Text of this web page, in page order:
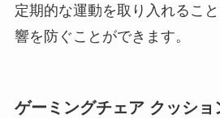
定期的な運動を取り入れるこ
響を防ぐことができます。
ゲーミングチェア クッシ